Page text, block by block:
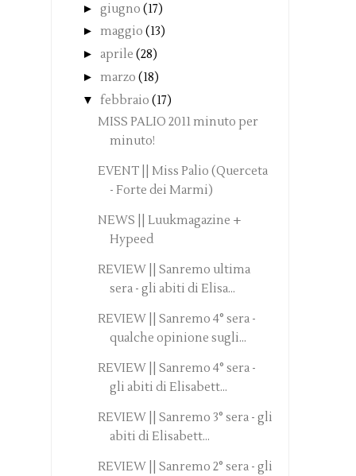
► giugno (17)
► maggio (13)
► aprile (28)
► marzo (18)
▼ febbraio (17)
MISS PALIO 2011 minuto per
minuto!
EVENT || Miss Palio (Querceta
- Forte dei Marmi)
NEWS || Luukmagazine +
Hypeed
REVIEW || Sanremo ultima
sera - gli abiti di Elisa...
REVIEW || Sanremo 4° sera -
qualche opinione sugli...
REVIEW || Sanremo 4° sera -
gli abiti di Elisabett...
REVIEW || Sanremo 3° sera - gli
abiti di Elisabett...
REVIEW || Sanremo 2° sera - gli